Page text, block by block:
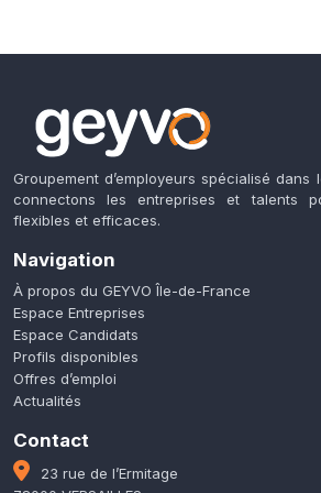
Groupement d’employeurs spécialisé dans
connectons les entreprises et talents
flexibles et efficaces.
Navigation
À propos du GEYVO Île-de-France
Espace Entreprises
Espace Candidats
Profils disponibles
Offres d’emploi
Actualités
Contact
23 rue de l’Ermitage